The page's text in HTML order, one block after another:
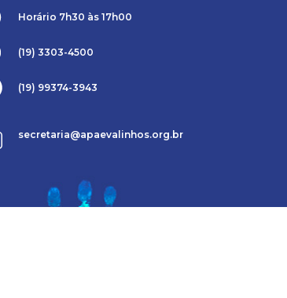
Horário 7h30 às 17h00
(19) 3303-4500
(19) 99374-3943
secretaria@apaevalinhos.org.br